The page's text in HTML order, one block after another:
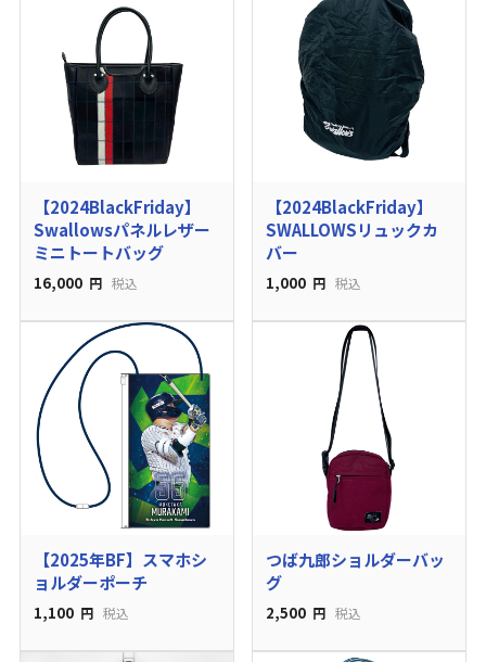
【2024BlackFriday】
Swallowsパネルレザー
ミニトートバッグ
16,000 円 税込
【2024BlackFriday】
SWALLOWSリュックカ
バー
1,000 円 税込
【2025年BF】スマホシ
ョルダーポーチ
1,100 円 税込
つば九郎ショルダーバッ
グ
2,500 円 税込